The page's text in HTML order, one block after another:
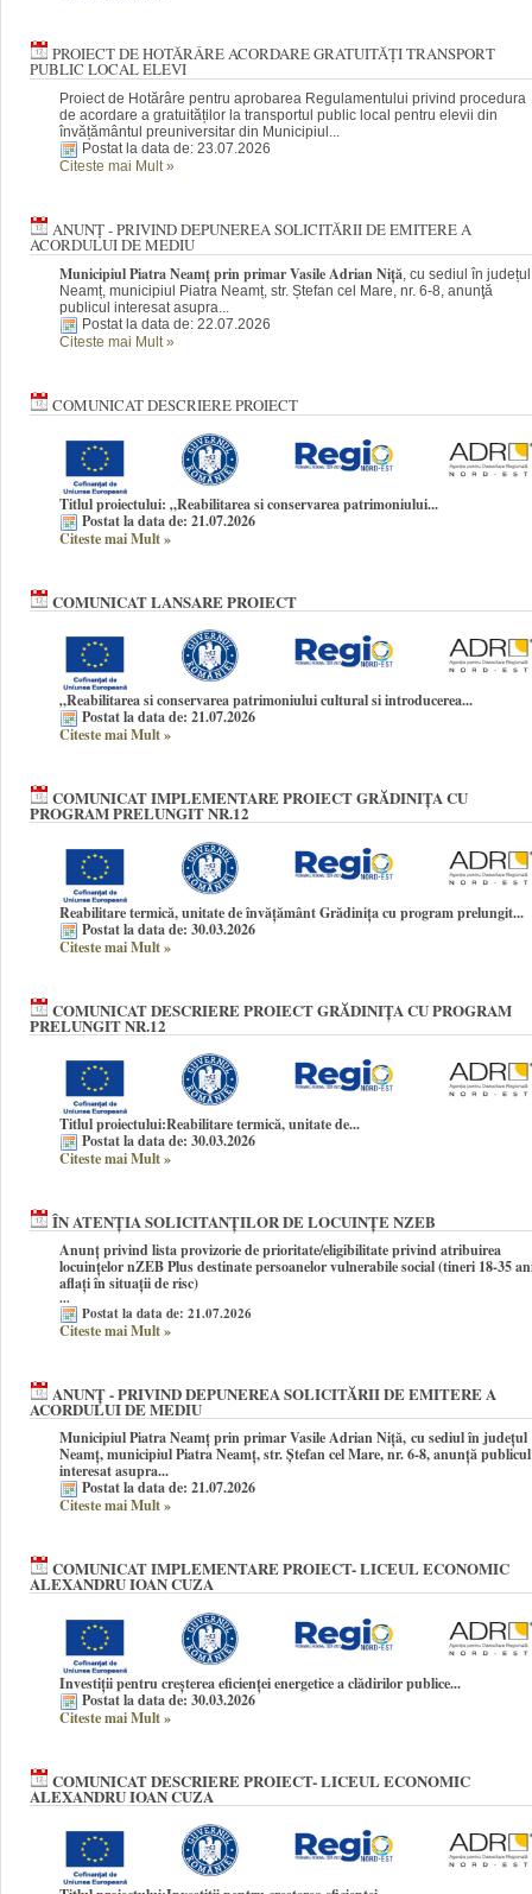
PROIECT DE HOTĂRÂRE ACORDARE GRATUITĂȚI TRANSPORT
PUBLIC LOCAL ELEVI
Proiect de Hotărâre pentru aprobarea Regulamentului privind procedura
de acordare a gratuităților la transportul public local pentru elevii din
învățământul preuniversitar din Municipiul...
Postat la data de: 23.07.2026
Citeste mai Mult »
ANUNȚ - PRIVIND DEPUNEREA SOLICITĂRII DE EMITERE A
ACORDULUI DE MEDIU
Municipiul Piatra Neamț prin primar Vasile Adrian Niță , cu sediul în județul
Neamț, municipiul Piatra Neamț, str. Ștefan cel Mare, nr. 6-8, anunţă
publicul interesat asupra...
Postat la data de: 22.07.2026
Citeste mai Mult »
COMUNICAT DESCRIERE PROIECT
Titlul proiectului: „Reabilitarea si conservarea patrimoniului...
Postat la data de: 21.07.2026
Citeste mai Mult»
COMUNICAT LANSARE PROIECT
„Reabilitarea si conservarea patrimoniului cultural si introducerea...
Postat la data de: 21.07.2026
Citeste mai Mult»
COMUNICAT IMPLEMENTARE PROIECT GRĂDINIȚA CU
PROGRAM PRELUNGIT NR.12
Reabilitare termică, unitate de învățământ Grădinița cu program prelungit...
Postat la data de: 30.03.2026
Citeste mai Mult»
COMUNICAT DESCRIERE PROIECT GRĂDINIȚA CU PROGRAM
PRELUNGIT NR.12
Titlul proiectului:Reabilitare termică, unitate de...
Postat la data de: 30.03.2026
Citeste mai Mult»
ÎN ATENȚIA SOLICITANȚILOR DE LOCUINȚE NZEB
Anunț privind lista provizorie de prioritate/eligibilitate privind atribuirea
locuințelor nZEB Plus destinate persoanelor vulnerabile social (tineri 18-35
aflați în situații de risc)
...
Postat la data de: 21.07.2026
Citeste mai Mult»
ANUNȚ - PRIVIND DEPUNEREA SOLICITĂRII DE EMITERE A
ACORDULUI DE MEDIU
Municipiul Piatra Neamț prin primar Vasile Adrian Niță, cu sediul în județul
Neamț, municipiul Piatra Neamț, str. Ștefan cel Mare, nr. 6-8, anunţă publicul
interesat asupra...
Postat la data de: 21.07.2026
Citeste mai Mult»
COMUNICAT IMPLEMENTARE PROIECT- LICEUL ECONOMIC
ALEXANDRU IOAN CUZA
Investiții pentru creșterea eficienței energetice a clădirilor publice...
Postat la data de: 30.03.2026
Citeste mai Mult»
COMUNICAT DESCRIERE PROIECT- LICEUL ECONOMIC
ALEXANDRU IOAN CUZA